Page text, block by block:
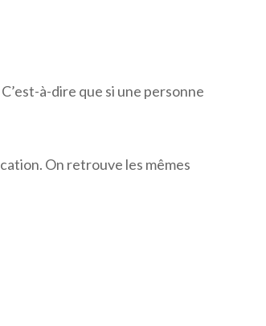
C’est-à-dire que si une personne
On retrouve les mêmes